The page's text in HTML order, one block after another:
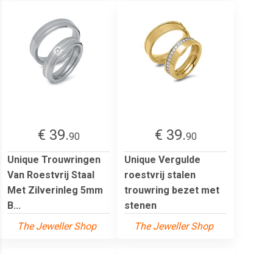
€ 39.90
Unique Trouwringen
Van Roestvrij Staal
Met Zilverinleg 5mm
B...
The Jeweller Shop
€ 39.90
Unique Vergulde
roestvrij stalen
trouwring bezet met
stenen
The Jeweller Shop